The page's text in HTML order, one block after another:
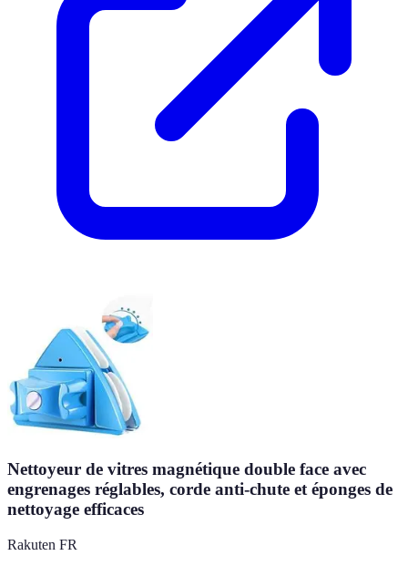
Nettoyeur de vitres magnétique double face avec
engrenages réglables, corde anti-chute et éponges de
nettoyage efficaces
Rakuten FR